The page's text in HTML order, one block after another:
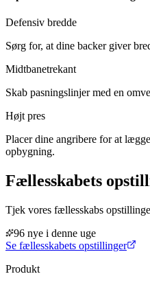
Defensiv bredde
Sørg for, at dine backer giver
Midtbanetrekant
Skab pasningslinjer med en
Højt pres
Placer dine angribere for at
opbygning.
Fællesskabets
Tjek vores fællesskabs
96 nye i denne uge
Se fællesskabets opstillinger
Produkt